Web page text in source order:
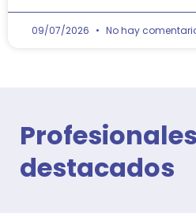
09/07/2026 No hay
Profesionales
destacados